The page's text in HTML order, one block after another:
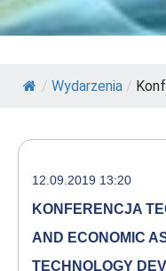
/ Wydarzenia /
12.09.2019 13:20
KONFERENCJA
AND ECONOMIC
TECHNOLOGY